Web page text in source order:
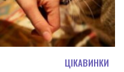
ЦІКАВИНКИ